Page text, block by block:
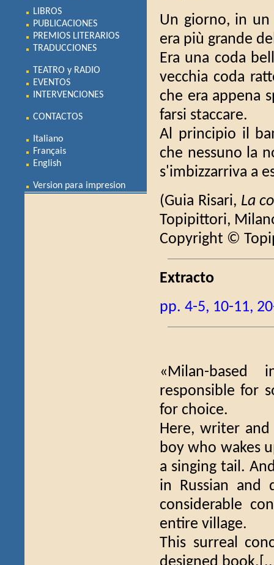
LIBROS
PUBLICACIONES
PREMIOS LITERARIOS
TRADUCCIONES
TEATRO y RADIO
EVENTOS
INTERVENCIONES
CONTACTOS
Italiano
Français
English
Version para impresion
Un giorno, in un
era più grande
Era una coda
vecchia coda
che era appena
farsi staccare.
Al principio il
che nessuno la
s'imbizzarriva a
(Guia Risari, La
Topipittori,
Copyright ©
Extracto
pp. 4-5, 10-11,
«Milan-based
responsible for
for choice.
Here, writer and
boy who wakes
a singing tail.
in Russian
considerable
entire village.
This surreal